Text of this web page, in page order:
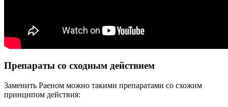
Препараты со сходным действием
Заменить Раеном можно такими препаратами со схожим
принципом действия: